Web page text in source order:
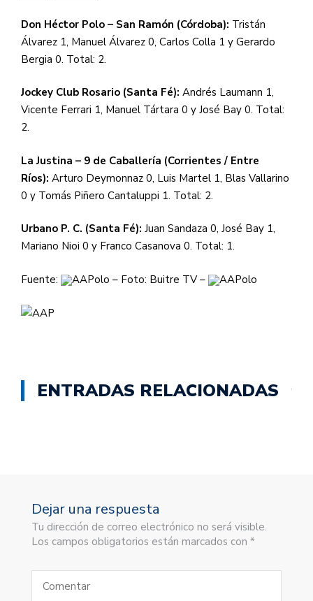
Don Héctor Polo – San Ramón (Córdoba): Tristán
Álvarez 1, Manuel Álvarez 0, Carlos Colla 1 y Gerardo
Bergia 0. Total: 2.
Jockey Club Rosario (Santa Fé): Andrés Laumann 1,
Vicente Ferrari 1, Manuel Tártara 0 y José Bay 0. Total:
2.
La Justina – 9 de Caballería (Corrientes / Entre
Ríos): Arturo Deymonnaz 0, Luis Martel 1, Blas Vallarino
0 y Tomás Piñero Cantaluppi 1. Total: 2.
Urbano P. C. (Santa Fé): Juan Sandaza 0, José Bay 1,
Mariano Nioi 0 y Franco Casanova 0. Total: 1.
Fuente: AAPolo – Foto: Buitre TV – AAPolo
ENTRADAS RELACIONADAS
Dejar una respuesta
Tu dirección de correo electrónico no será visible.
Los campos obligatorios están marcados con *